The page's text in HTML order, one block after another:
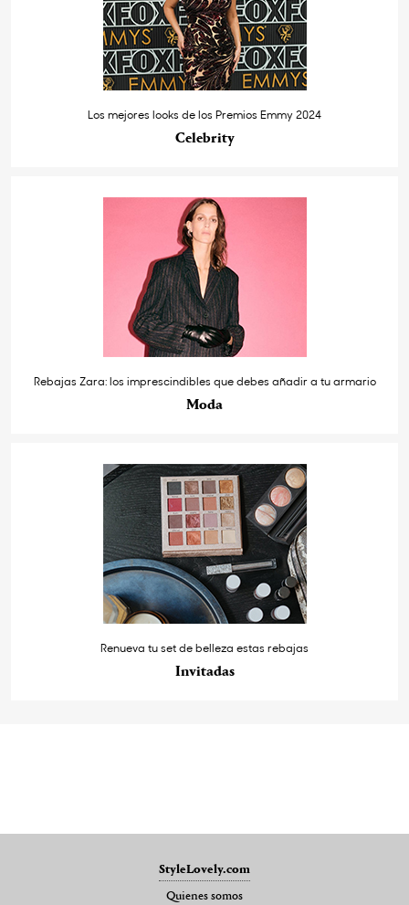
Los mejores looks de los Premios Emmy 2024
Celebrity
Rebajas Zara: los imprescindibles que debes añadir a tu armario
Moda
Renueva tu set de belleza estas rebajas
Invitadas
StyleLovely.com
Quienes somos